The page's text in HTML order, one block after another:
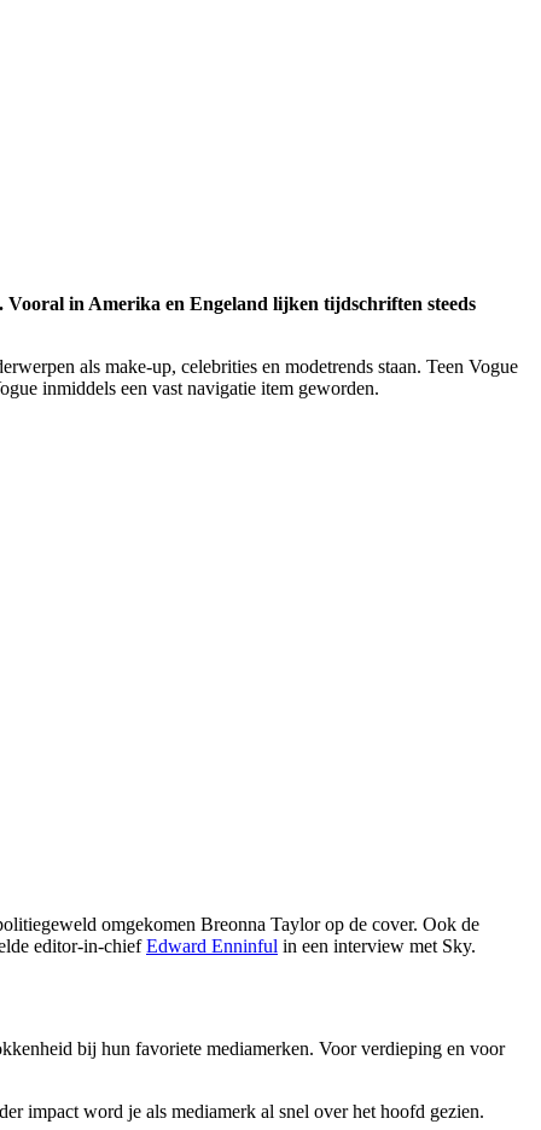
Vooral in Amerika en Engeland lijken tijdschriften steeds
als make-up, celebrities en modetrends staan. Teen Vogue
inmiddels een vast navigatie item geworden.
omgekomen Breonna Taylor op de cover. Ook de
editor-in-chiefEdward Enninful in een interview met Sky.
bij hun favoriete mediamerken. Voor verdieping en voor
impact word je als mediamerk al snel over het hoofd gezien.